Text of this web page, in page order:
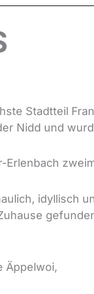
Stadtteil
Nidd und
Erlenbach
idyllisch
Äppelwoi,